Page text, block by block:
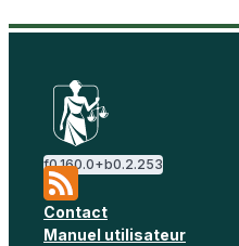
f0.160.0+b0.2.253
Contact
Manuel utilisateur